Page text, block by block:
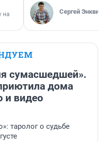
на
Сергей Энквист
сумасшедшей».
дома
и видео
таролог о судьбе